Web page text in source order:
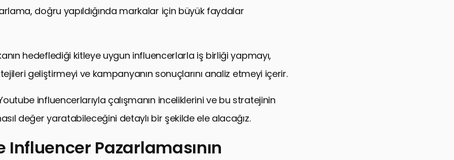
doğru yapıldığında markalar için büyük faydalar
hedeflediği kitleye uygun influencerlarla iş birliği yapmayı,
geliştirmeyi ve kampanyanın sonuçlarını analiz etmeyi içerir.
influencerlarıyla çalışmanın inceliklerini ve bu stratejinin
değer yaratabileceğini detaylı bir şekilde ele alacağız.
Influencer Pazarlamasının